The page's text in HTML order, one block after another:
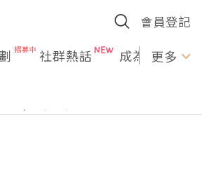
會員登記
社群熱話 成為U更多